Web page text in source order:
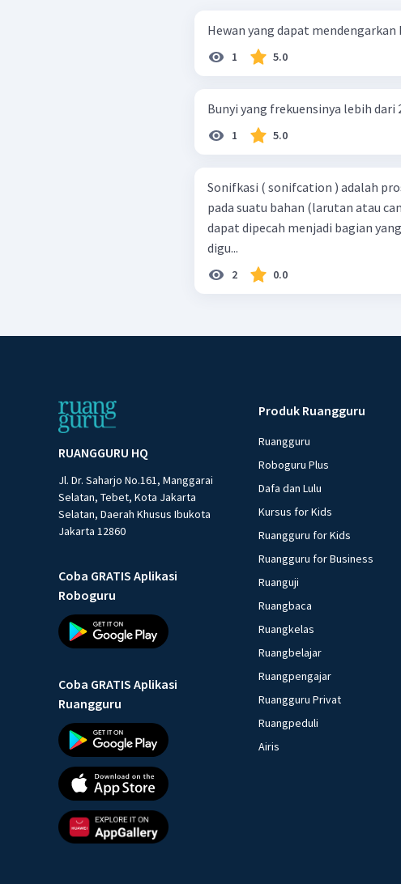
Hewan yang dapat
1 5.0
Bunyi yang frekuensinya lebih dari
1 5.0
Sonifkasi ( sonifcation ) adalah
pada suatu bahan (larutan atau
dapat dipecah menjadi bagian
digu...
2 0.0
RUANGGURU HQ
Jl. Dr. Saharjo No.161, Manggarai
Selatan, Tebet, Kota Jakarta
Selatan, Daerah Khusus Ibukota
Jakarta 12860
Coba GRATIS Aplikasi
Roboguru
Coba GRATIS Aplikasi
Ruangguru
Produk Ruangguru
Ruangguru
Roboguru Plus
Dafa dan Lulu
Kursus for Kids
Ruangguru for Kids
Ruangguru for Business
Ruanguji
Ruangbaca
Ruangkelas
Ruangbelajar
Ruangpengajar
Ruangguru Privat
Ruangpeduli
Airis